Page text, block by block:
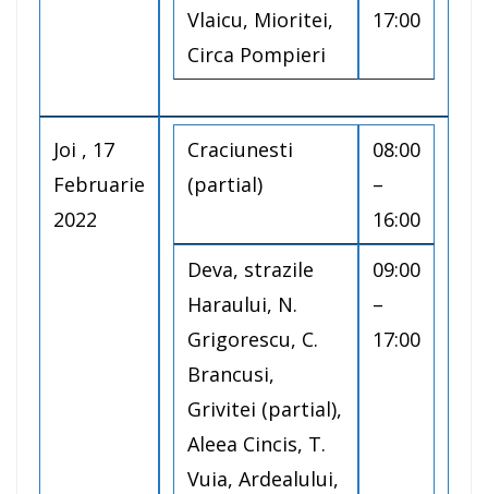
Vlaicu, Mioritei,
Circa Pompieri
17:00
Joi , 17
Februarie
2022
Craciunesti
(partial)
08:00
–
16:00
Deva, strazile
Haraului, N.
Grigorescu, C.
Brancusi,
Grivitei (partial),
Aleea Cincis, T.
Vuia, Ardealului,
09:00
–
17:00